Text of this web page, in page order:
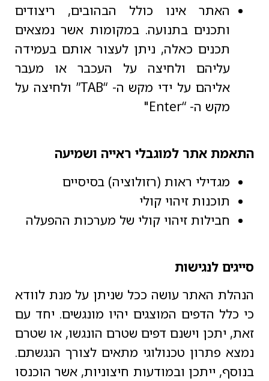
האתר אינו כולל הבהובים, ריצודים
ותכנים בתנועה. במקומות אשר נמצאים
תכנים כאלה, ניתן לעצור אותם בעמידה
עליהם ולחיצה על העכבר או מעבר
אליהם על ידי מקש ה- “TAB” ולחיצה על
מקש ה- “Enter"
התאמת אתר למוגבלי ראייה ושמיעה
מגדילי ראות (רזולוציה) בסיסיים
תוכנות זיהוי קולי
חבילות זיהוי קולי של מערכות ההפעלה
סייגים לנגישות
הנהלת האתר עושה ככל שניתן על מנת לוודא
כי כלל הדפים המוצגים יהיו מונגשים. יחד עם
זאת, יתכן וישנם דפים שטרם הונגשו, או שטרם
נמצא פתרון טכנולוגי מתאים לצורך הנגשתם.
בנוסף, ייתכן ובמודעות חיצוניות, אשר הוכנסו